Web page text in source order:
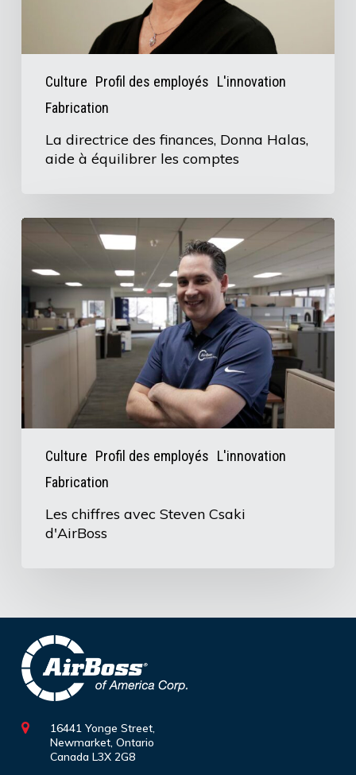
Culture Profil des employés L'innovation
Fabrication
La directrice des finances, Donna Halas,
aide à équilibrer les comptes
Culture Profil des employés L'innovation
Fabrication
chiffres
avec
Steven
Csaki
d'AirBoss
Les chiffres avec Steven Csaki
d'AirBoss
16441 Yonge Street,
Newmarket, Ontario
Canada L3X 2G8